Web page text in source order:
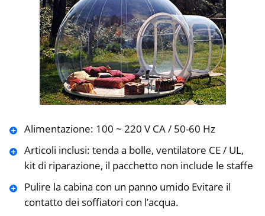
Alimentazione: 100 ~ 220 V CA / 50-60 Hz
Articoli inclusi: tenda a bolle, ventilatore CE / UL,
kit di riparazione, il pacchetto non include le staffe
Pulire la cabina con un panno umido Evitare il
contatto dei soffiatori con l’acqua.